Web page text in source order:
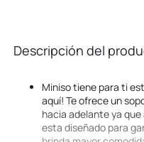
Descripción del
Miniso tiene para ti
aquí! Te ofrece un
hacia adelante ya
esta diseñado para